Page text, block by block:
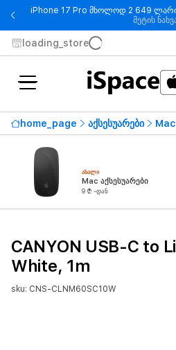
iPhone 17 Pro მხოლოდ 2 649
მეტის
loading_store
home_page აქსესუარები Mac
ᲐᲮᲐᲚᲘ
Mac აქსესუარები
9 ₾ -დან
CANYON USB-C to
White, 1m
sku: CNS-CLNM60SC10W